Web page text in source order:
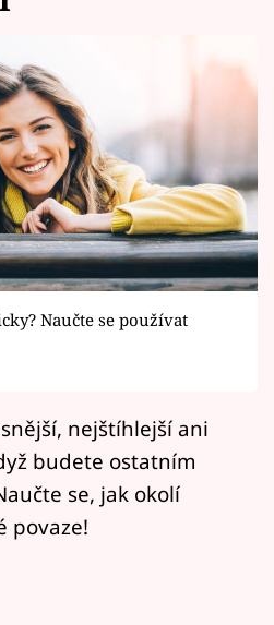
Vary
Naučte se používat
nejštíhlejší ani
budete ostatním
se, jak okolí
povaze!